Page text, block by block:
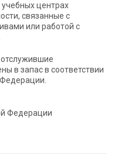
центрах
связанные с
или работой с
в запас в соответствии
Федерации